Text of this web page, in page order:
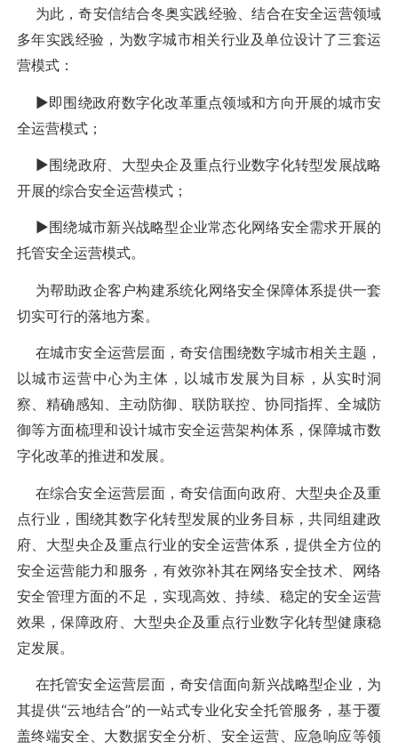
为此，奇安信结合冬奥实践经验、结合在安全运营领域
多年实践经验，为数字城市相关行业及单位设计了三套运
营模式：
▶即围绕政府数字化改革重点领域和方向开展的城市安
全运营模式；
▶围绕政府、大型央企及重点行业数字化转型发展战略
开展的综合安全运营模式；
▶围绕城市新兴战略型企业常态化网络安全需求开展的
托管安全运营模式。
为帮助政企客户构建系统化网络安全保障体系提供一套
切实可行的落地方案。
在城市安全运营层面，奇安信围绕数字城市相关主题，
以城市运营中心为主体，以城市发展为目标，从实时洞
察、精确感知、主动防御、联防联控、协同指挥、全城防
御等方面梳理和设计城市安全运营架构体系，保障城市数
字化改革的推进和发展。
在综合安全运营层面，奇安信面向政府、大型央企及重
点行业，围绕其数字化转型发展的业务目标，共同组建政
府、大型央企及重点行业的安全运营体系，提供全方位的
安全运营能力和服务，有效弥补其在网络安全技术、网络
安全管理方面的不足，实现高效、持续、稳定的安全运营
效果，保障政府、大型央企及重点行业数字化转型健康稳
定发展。
在托管安全运营层面，奇安信面向新兴战略型企业，为
其提供“云地结合”的一站式专业化安全托管服务，基于覆
盖终端安全、大数据安全分析、安全运营、应急响应等领